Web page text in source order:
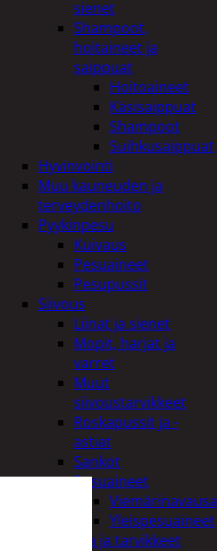
sienet
Shampoot,
hoitaineet ja
saippuat
Hoitoaineet
Käsisaippuat
Shampoot
Suihkusaippuat
Hyvinvointi
Muu kauneuden ja
terveydenhoito
Pyykinpesu
Kuivaus
Pesuaineet
Pesupussit
Siivous
Liinat ja sienet
Mopit, harjat ja
varret
Muut
siivoustarvikkeet
Roskapussit ja -
astiat
Sankot
Pesuaineet
Yleispesuaineet
Eläintenruoka ja tarvikkeet